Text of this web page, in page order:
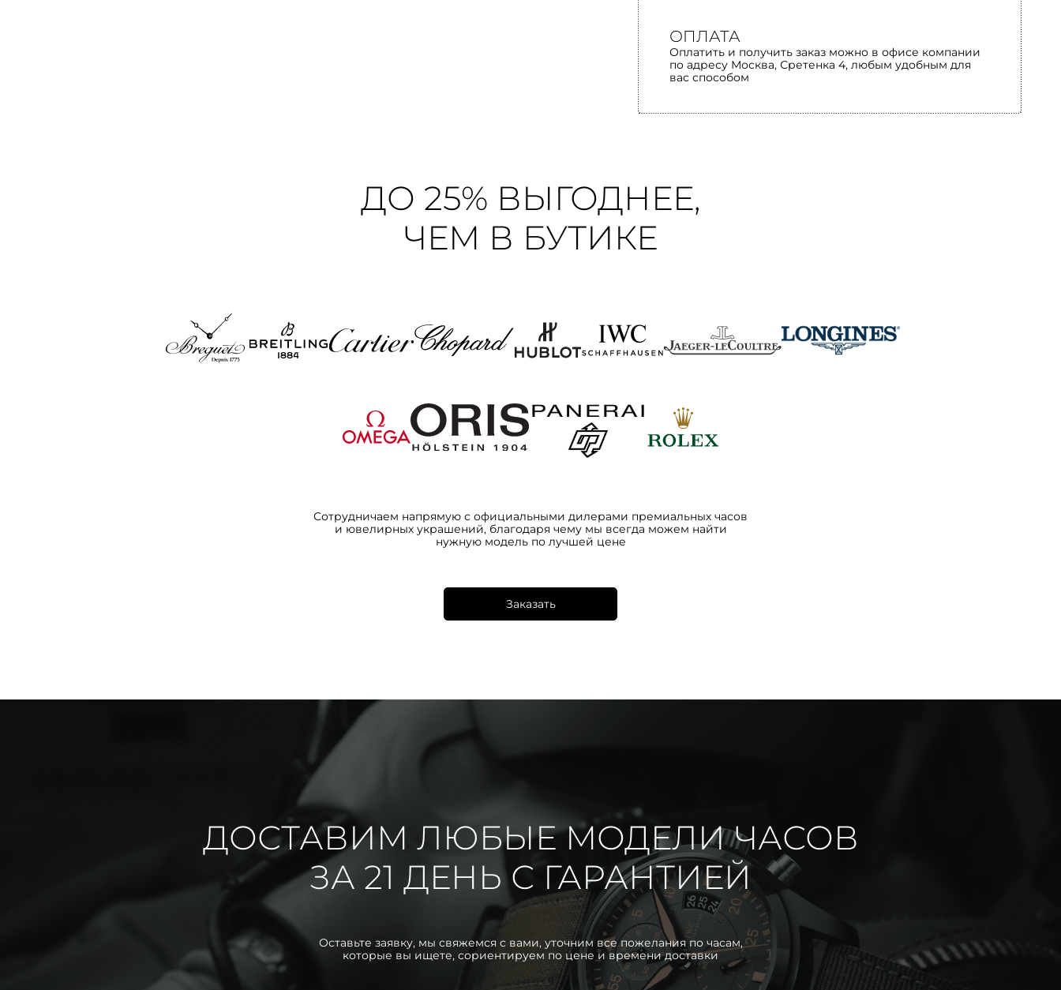
ОПЛАТА
Оплатить и получить заказ можно в офисе компании
по адресу Москва, Сретенка 4, любым удобным для
вас способом
ДО 25% ВЫГОДНЕЕ,
ЧЕМ В БУТИКЕ
Сотрудничаем напрямую с официальными дилерами премиальных часов
и ювелирных украшений, благодаря чему мы всегда можем найти
нужную модель по лучшей цене
Заказать
ДОСТАВИМ ЛЮБЫЕ МОДЕЛИ ЧАСОВ
ЗА 21 ДЕНЬ С ГАРАНТИЕЙ
Оставьте заявку, мы свяжемся с вами, уточним все пожелания по часам,
которые вы ищете, сориентируем по цене и времени доставки